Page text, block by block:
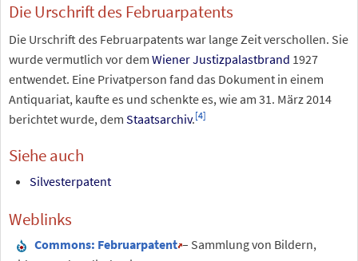
Die Urschrift des Februarpatents
Die Urschrift des Februarpatents war lange Zeit verschollen. Sie
wurde vermutlich vor dem Wiener Justizpalastbrand 1927
entwendet. Eine Privatperson fand das Dokument in einem
Antiquariat, kaufte es und schenkte es, wie am 31. März 2014
berichtet wurde, dem Staatsarchiv.[4]
Siehe auch
Silvesterpatent
Weblinks
Commons: Februarpatent – Sammlung von Bildern,